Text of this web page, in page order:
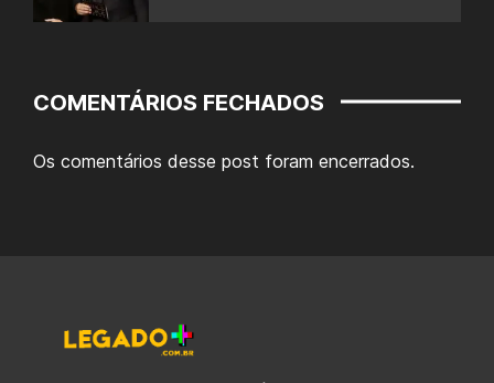
COMENTÁRIOS FECHADOS
Os comentários desse post foram encerrados.